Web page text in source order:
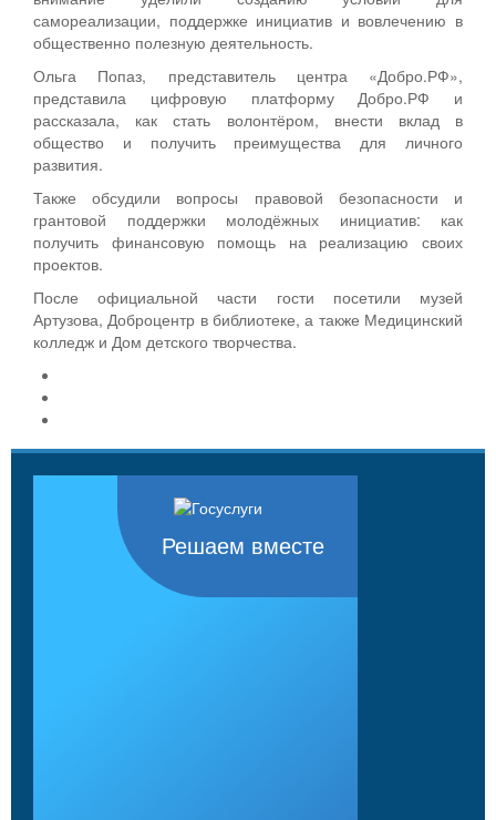
самореализации, поддержке инициатив и вовлечению в
общественно полезную деятельность.
Ольга Попаз, представитель центра «Добро.РФ»,
представила цифровую платформу Добро.РФ и
рассказала, как стать волонтёром, внести вклад в
общество и получить преимущества для личного
развития.
Также обсудили вопросы правовой безопасности и
грантовой поддержки молодёжных инициатив: как
получить финансовую помощь на реализацию своих
проектов.
После официальной части гости посетили музей
Артузова, Доброцентр в библиотеке, а также Медицинский
колледж и Дом детского творчества.
Решаем вместе